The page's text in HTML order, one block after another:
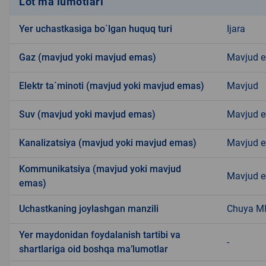
Yer uchastkasiga bo`lgan huquq turi Ijara
Gaz (mavjud yoki mavjud emas) Mavjud
Elektr ta`minoti (mavjud yoki mavjud emas) Mavjud
Suv (mavjud yoki mavjud emas) Mavjud
Kanalizatsiya (mavjud yoki mavjud emas) Mavjud
Kommunikatsiya (mavjud yoki mavjud
emas)
Mavjud
Uchastkaning joylashgan manzili Chuya
Yer maydonidan foydalanish tartibi va
shartlariga oid boshqa ma’lumotlar
-